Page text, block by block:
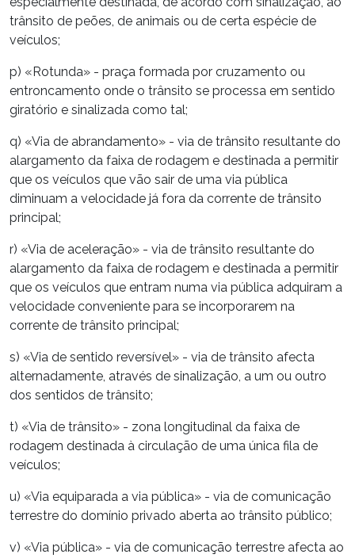
trânsito de peões, de animais ou de certa espécie de
veículos;
p) «Rotunda» - praça formada por cruzamento ou
entroncamento onde o trânsito se processa em sentido
giratório e sinalizada como tal;
q) «Via de abrandamento» - via de trânsito resultante do
alargamento da faixa de rodagem e destinada a permitir
que os veículos que vão sair de uma via pública
diminuam a velocidade já fora da corrente de trânsito
principal;
r) «Via de aceleração» - via de trânsito resultante do
alargamento da faixa de rodagem e destinada a permitir
que os veículos que entram numa via pública adquiram a
velocidade conveniente para se incorporarem na
corrente de trânsito principal;
s) «Via de sentido reversível» - via de trânsito afecta
alternadamente, através de sinalização, a um ou outro
dos sentidos de trânsito;
t) «Via de trânsito» - zona longitudinal da faixa de
rodagem destinada à circulação de uma única fila de
veículos;
u) «Via equiparada a via pública» - via de comunicação
terrestre do domínio privado aberta ao trânsito público;
v) «Via pública» - via de comunicação terrestre afecta ao